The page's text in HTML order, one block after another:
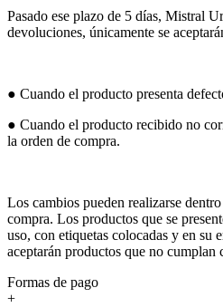
Pasado ese plazo de 5 días, Mistral
devoluciones, únicamente se
● Cuando el producto presenta
● Cuando el producto recibido no
la orden de compra.
Los cambios pueden realizarse
compra. Los productos que se
uso, con etiquetas colocadas y en su
aceptarán productos que no cumplan
Formas de pago
+